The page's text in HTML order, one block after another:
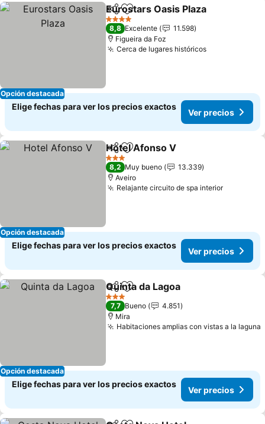
Opción destacada
CompartirAgregar a favoritos
Eurostars Oasis Plaza
4 Estrellas
8,8 Excelente
11.598
Figueira da Foz
Cerca de lugares históricos
Elige fechas para ver los precios exactos
Ver precios
Opción destacada
CompartirAgregar a favoritos
Hotel Afonso V
3 Estrellas
8,2 Muy bueno
13.339
Aveiro
Relajante circuito de spa interior
Elige fechas para ver los precios exactos
Ver precios
Opción destacada
CompartirAgregar a favoritos
Quinta da Lagoa
3 Estrellas
7,7 Bueno
4.851
Mira
Habitaciones amplias con vistas a la laguna
Elige fechas para ver los precios exactos
Ver precios